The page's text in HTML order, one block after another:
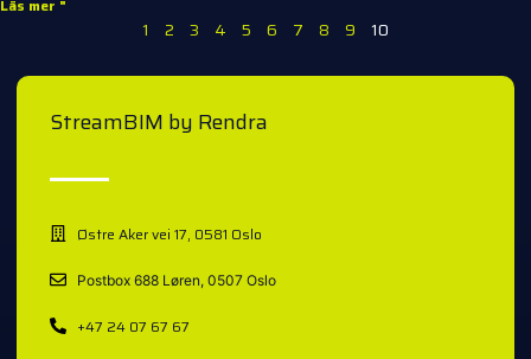
Läs mer "
1 2 3 4 5 6 7 8 9 10
StreamBIM by Rendra
Østre Aker vei 17, 0581 Oslo
Postbox 688 Løren, 0507 Oslo
+47 24 07 67 67